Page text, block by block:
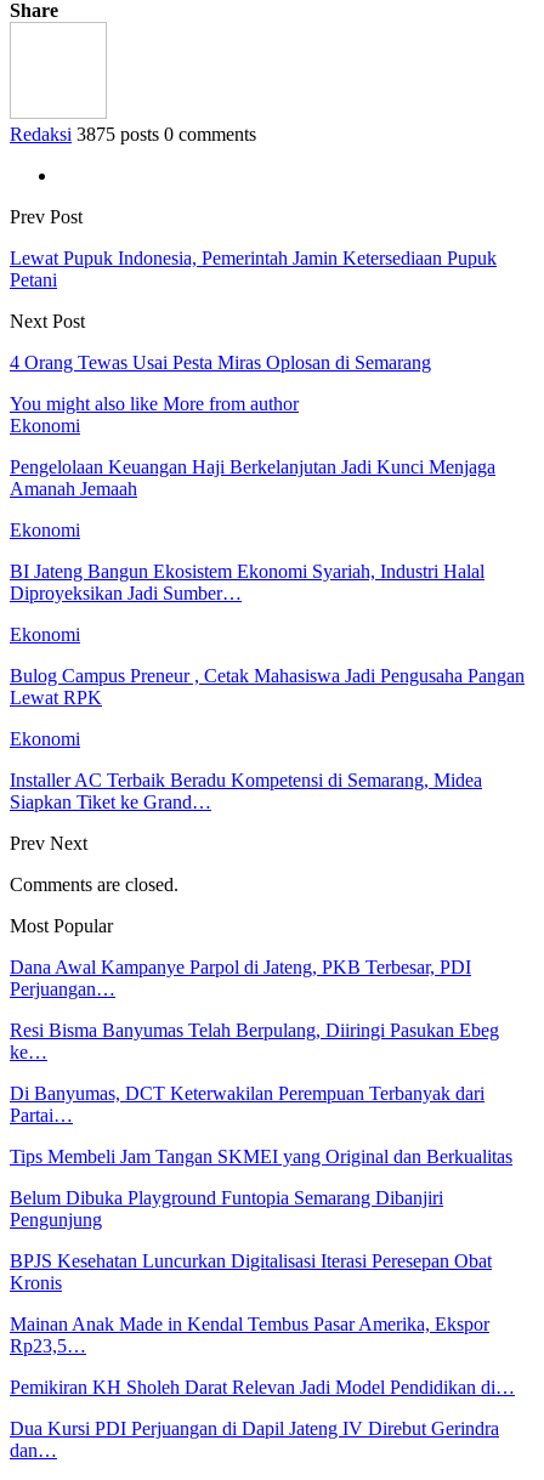
Share
Redaksi 3875 posts 0 comments
Prev Post
Lewat Pupuk Indonesia, Pemerintah Jamin Ketersediaan Pupuk
Petani
Next Post
4 Orang Tewas Usai Pesta Miras Oplosan di Semarang
You might also like More from author
Ekonomi
Pengelolaan Keuangan Haji Berkelanjutan Jadi Kunci Menjaga
Amanah Jemaah
Ekonomi
BI Jateng Bangun Ekosistem Ekonomi Syariah, Industri Halal
Diproyeksikan Jadi Sumber…
Ekonomi
Bulog Campus Preneur , Cetak Mahasiswa Jadi Pengusaha Pangan
Lewat RPK
Ekonomi
Installer AC Terbaik Beradu Kompetensi di Semarang, Midea
Siapkan Tiket ke Grand…
Prev Next
Comments are closed.
Most Popular
Dana Awal Kampanye Parpol di Jateng, PKB Terbesar, PDI
Perjuangan…
Resi Bisma Banyumas Telah Berpulang, Diiringi Pasukan Ebeg
ke…
Di Banyumas, DCT Keterwakilan Perempuan Terbanyak dari
Partai…
Tips Membeli Jam Tangan SKMEI yang Original dan Berkualitas
Belum Dibuka Playground Funtopia Semarang Dibanjiri
Pengunjung
BPJS Kesehatan Luncurkan Digitalisasi Iterasi Peresepan Obat
Kronis
Mainan Anak Made in Kendal Tembus Pasar Amerika, Ekspor
Rp23,5…
Pemikiran KH Sholeh Darat Relevan Jadi Model Pendidikan di…
Dua Kursi PDI Perjuangan di Dapil Jateng IV Direbut Gerindra
dan…